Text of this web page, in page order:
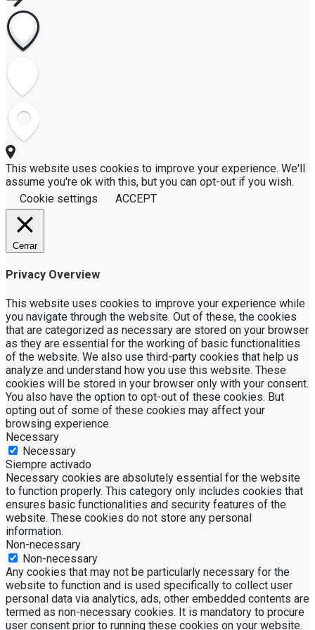
This website uses cookies to improve your experience. We'll
assume you're ok with this, but you can opt-out if you wish.
Cookie settings
ACCEPT
Cerrar
Privacy Overview
This website uses cookies to improve your experience while
you navigate through the website. Out of these, the cookies
that are categorized as necessary are stored on your browser
as they are essential for the working of basic functionalities
of the website. We also use third-party cookies that help us
analyze and understand how you use this website. These
cookies will be stored in your browser only with your consent.
You also have the option to opt-out of these cookies. But
opting out of some of these cookies may affect your
browsing experience.
Necessary
Necessary
Siempre activado
Necessary cookies are absolutely essential for the website
to function properly. This category only includes cookies that
ensures basic functionalities and security features of the
website. These cookies do not store any personal
information.
Non-necessary
Non-necessary
Any cookies that may not be particularly necessary for the
website to function and is used specifically to collect user
personal data via analytics, ads, other embedded contents are
termed as non-necessary cookies. It is mandatory to procure
user consent prior to running these cookies on your website.